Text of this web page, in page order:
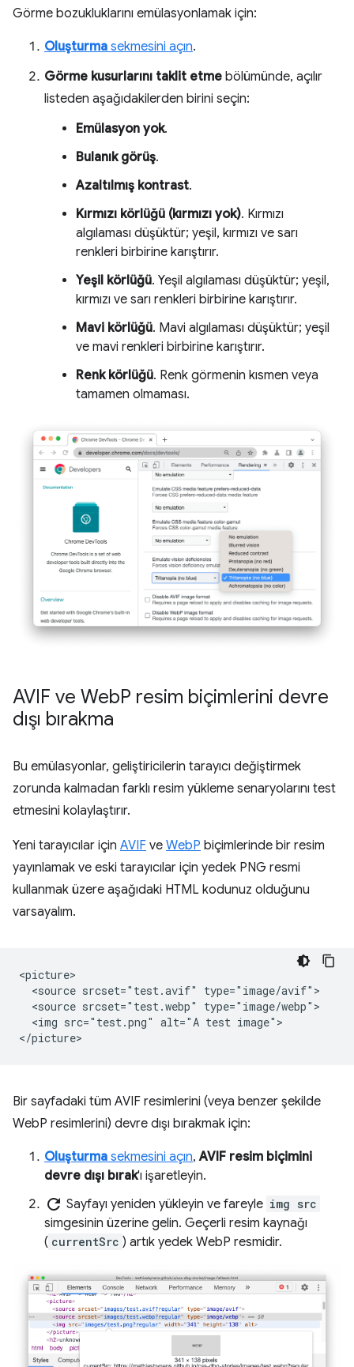
Görme bozukluklarını emülasyonlamak için:
Oluşturma sekmesini açın.
Görme kusurlarını taklit etme bölümünde, açılır
listeden aşağıdakilerden birini seçin:
Emülasyon yok.
Bulanık görüş.
Azaltılmış kontrast.
Kırmızı körlüğü (kırmızı yok). Kırmızı
algılaması düşüktür; yeşil, kırmızı ve sarı
renkleri birbirine karıştırır.
Yeşil körlüğü. Yeşil algılaması düşüktür; yeşil,
kırmızı ve sarı renkleri birbirine karıştırır.
Mavi körlüğü. Mavi algılaması düşüktür; yeşil
ve mavi renkleri birbirine karıştırır.
Renk körlüğü. Renk görmenin kısmen veya
tamamen olmaması.
AVIF ve WebP resim biçimlerini devre
dışı bırakma
Bu emülasyonlar, geliştiricilerin tarayıcı değiştirmek
zorunda kalmadan farklı resim yükleme senaryolarını test
etmesini kolaylaştırır.
Yeni tarayıcılar için AVIF ve WebP biçimlerinde bir resim
yayınlamak ve eski tarayıcılar için yedek PNG resmi
kullanmak üzere aşağıdaki HTML kodunuz olduğunu
varsayalım.
<picture>
  <source srcset="test.avif" type="image/avif">
  <source srcset="test.webp" type="image/webp">
  <img src="test.png" alt="A test image">
Bir sayfadaki tüm AVIF resimlerini (veya benzer şekilde
WebP resimlerini) devre dışı bırakmak için:
Oluşturma sekmesini açın,AVIF resim biçimini
devre dışı bırak'ı işaretleyin.
refresh Sayfayı yeniden yükleyin ve fareyle img src
simgesinin üzerine gelin. Geçerli resim kaynağı
( currentSrc ) artık yedek WebP resmidir.